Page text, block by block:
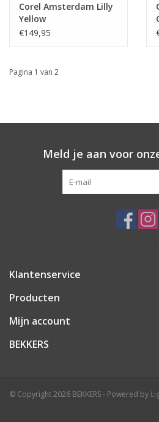
Corel Amsterdam Lilly
Yellow
€149,95
Pagina 1 van 2
Meld je aan voor
Klantenservice
Producten
Mijn account
BEKKERS
© Copyright 2026 BEKKERS - Powered by